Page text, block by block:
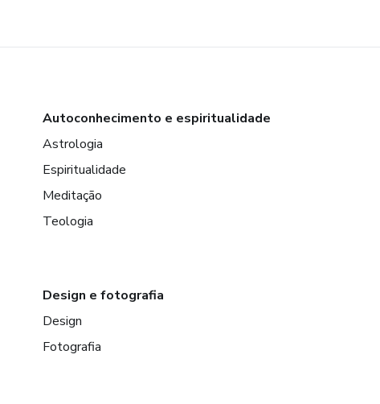
Autoconhecimento e espiritualidade
Astrologia
Espiritualidade
Meditação
Teologia
Design e fotografia
Design
Fotografia